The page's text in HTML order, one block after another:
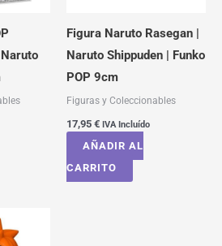
Figura Naruto Rasegan |
Naruto Shippuden | Funko
POP 9cm
Figuras y Coleccionables
17,95 € IVA Incluído
AÑADIR AL
CARRITO